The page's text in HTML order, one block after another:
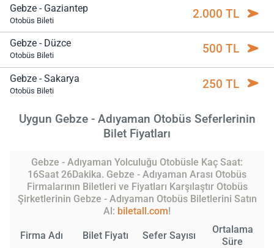
Gebze - Gaziantep
Otobüs Bileti 2.000 TL
Gebze - Düzce
Otobüs Bileti 500 TL
Gebze - Sakarya
Otobüs Bileti 250 TL
Uygun Gebze - Adıyaman Otobüs Seferlerinin
Bilet Fiyatları
Gebze - Adıyaman Yolculuğu Otobüsle Kaç Saat:
16Saat 26Dakika. Gebze - Adıyaman Arası Otobüs
Firmalarının Biletleri ve Fiyatları Karşılaştır Otobüs
Şirketlerinin Gebze - Adıyaman Otobüs Biletlerini Satın
Al: biletall.com!
Firma Adı Bilet Fiyatı Sefer Sayısı
Ortalama
Süre